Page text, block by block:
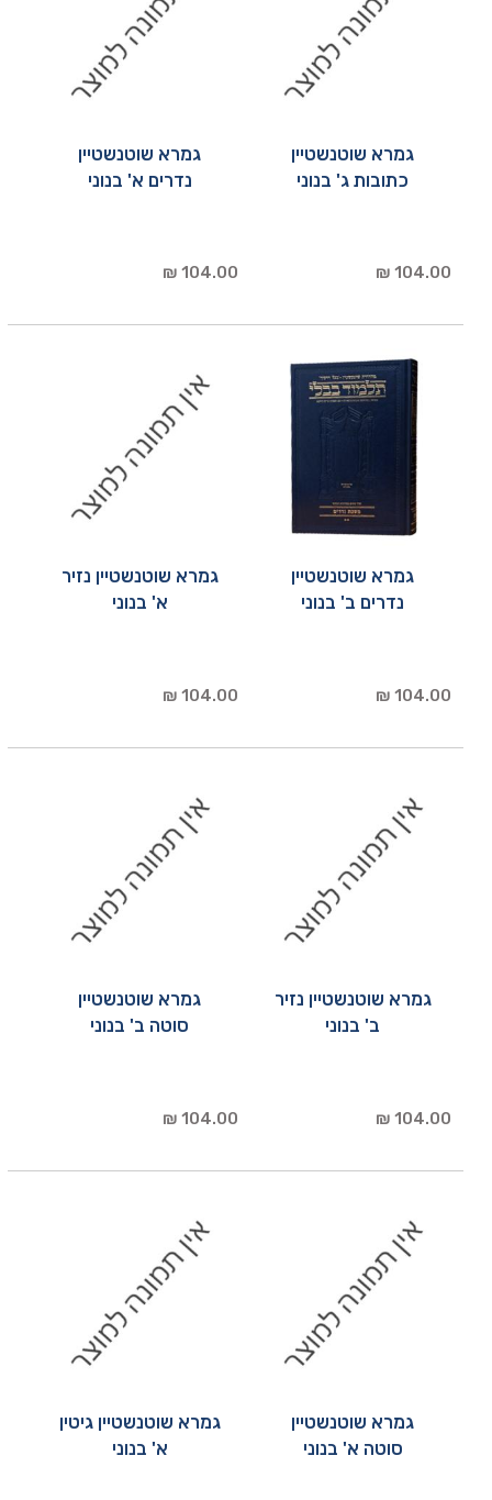
גמרא שוטנשטיין
כתובות ג' בנוני
104.00 ₪
גמרא שוטנשטיין
נדרים א' בנוני
104.00 ₪
גמרא שוטנשטיין
נדרים ב' בנוני
104.00 ₪
גמרא שוטנשטיין נזיר
א' בנוני
104.00 ₪
גמרא שוטנשטיין נזיר
ב' בנוני
104.00 ₪
גמרא שוטנשטיין
סוטה ב' בנוני
104.00 ₪
גמרא שוטנשטיין
סוטה א' בנוני
גמרא שוטנשטיין גיטין
א' בנוני